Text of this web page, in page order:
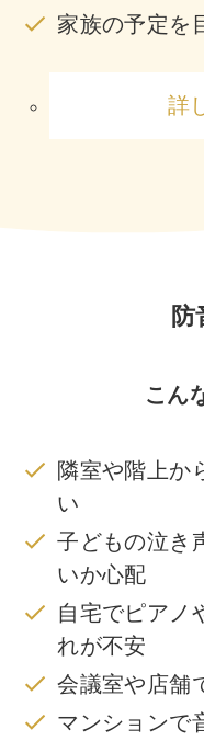
家族の予定を
詳
こん
隣室や階上か
い
子どもの泣き
いか心配
自宅でピアノ
れが不安
会議室や店舗
マンションで